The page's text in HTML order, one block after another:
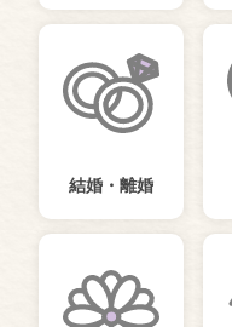
結婚・離婚